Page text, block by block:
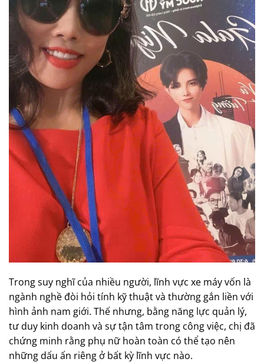
Trong suy nghĩ của nhiều người, lĩnh vực xe máy vốn là
ngành nghề đòi hỏi tính kỹ thuật và thường gắn liền với
hình ảnh nam giới. Thế nhưng, bằng năng lực quản lý,
tư duy kinh doanh và sự tận tâm trong công việc, chị đã
chứng minh rằng phụ nữ hoàn toàn có thể tạo nên
những dấu ấn riêng ở bất kỳ lĩnh vực nào.